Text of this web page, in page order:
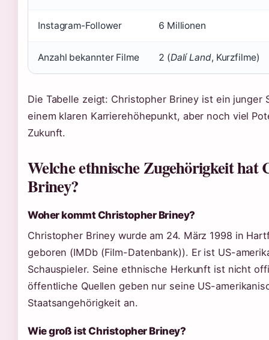
Instagram-Follower 6 Millionen
Anzahl bekannter Filme 2 (Dalí Land, Kurzfilme)
Die Tabelle zeigt: Christopher Briney ist ein junger
einem klaren Karrierehöhepunkt, aber noch viel
Zukunft.
Welche ethnische Zugehörigkeit hat
Briney?
Woher kommt Christopher Briney?
Christopher Briney wurde am 24. März 1998 in
geboren (IMDb (Film-Datenbank)). Er ist US-
Schauspieler. Seine ethnische Herkunft ist nicht
öffentliche Quellen geben nur seine US-
Staatsangehörigkeit an.
Wie groß ist Christopher Briney?